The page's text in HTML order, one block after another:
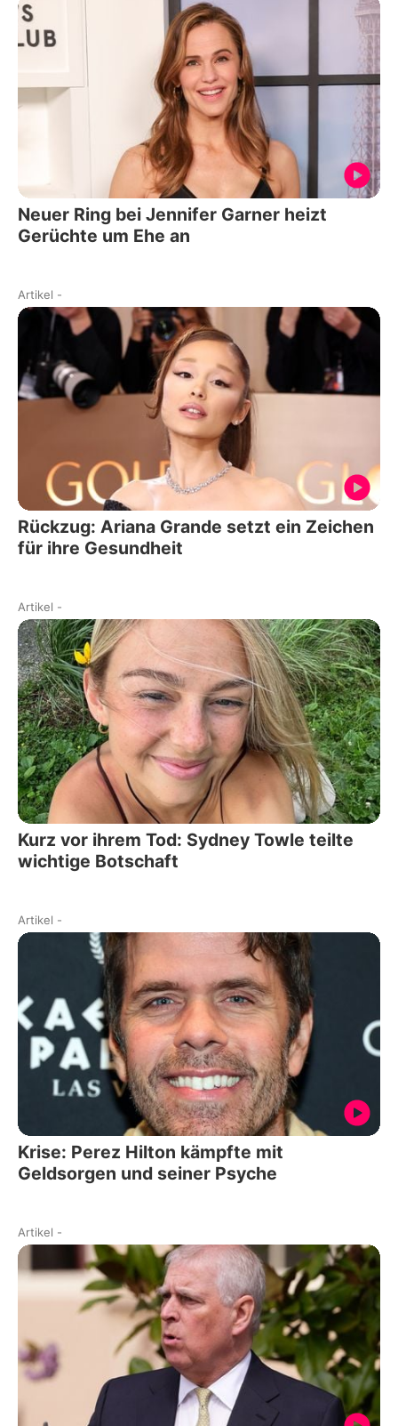
Neuer Ring bei Jennifer Garner heizt
Gerüchte um Ehe an
Artikel -
Rückzug: Ariana Grande setzt ein Zeichen
für ihre Gesundheit
Artikel -
Kurz vor ihrem Tod: Sydney Towle teilte
wichtige Botschaft
Artikel -
Krise: Perez Hilton kämpfte mit
Geldsorgen und seiner Psyche
Artikel -